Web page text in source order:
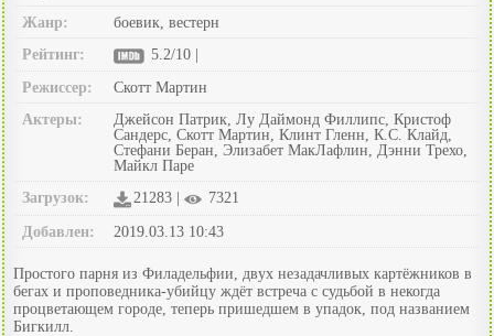
Жанр:
боевик, вестерн
Рейтинг:
5.2/10 |
Режиссер:
Скотт Мартин
Актеры:
Джейсон Патрик, Лу Даймонд Филлипс, Кристоф
Сандерс, Скотт Мартин, Клинт Гленн, К.С. Клайд,
Стефани Беран, Элизабет МакЛафлин, Дэнни Трехо,
Майкл Паре
Загрузок:
21283 | 7321
Добавлен: 2019.03.13 10:43
Простого парня из Филадельфии, двух незадачливых картёжников в
бегах и проповедника-убийцу ждёт встреча с судьбой в некогда
процветающем городе, теперь пришедшем в упадок, под названием
Бигкилл.